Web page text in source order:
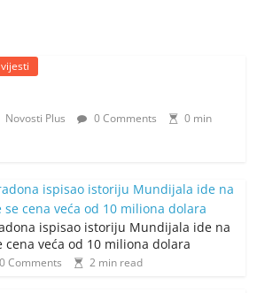
Novosti Plus 0 Comments
0 min
ispisao istoriju Mundijala ide na
cena veća od 10 miliona dolara
0 Comments 2 min read